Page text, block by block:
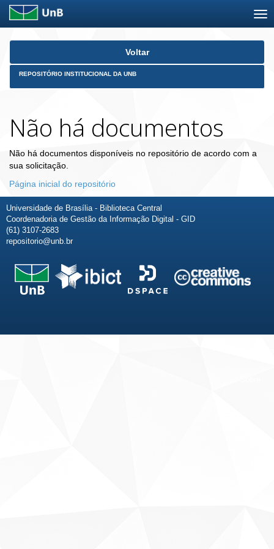
Skip
Voltar
REPOSITÓRIO INSTITUCIONAL DA UNB
Não há documentos
Não há documentos disponíveis no repositório de acordo com a
sua solicitação.
Página inicial do repositório
Universidade de Brasília - Biblioteca Central
Coordenadoria de Gestão da Informação Digital - GID
(61) 3107-2683
repositorio@unb.br